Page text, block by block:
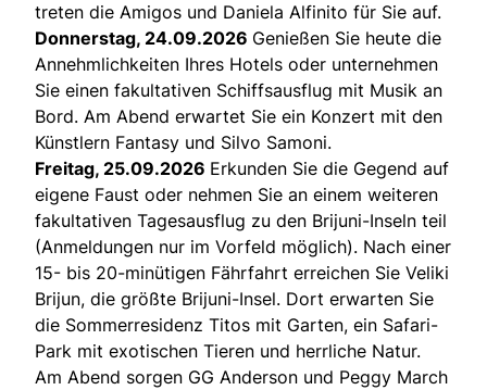
treten die Amigos und Daniela Alfinito für Sie auf.
Donnerstag, 24.09.2026 Genießen Sie heute die
Annehmlichkeiten Ihres Hotels oder unternehmen
Sie einen fakultativen Schiffsausflug mit Musik an
Bord. Am Abend erwartet Sie ein Konzert mit den
Künstlern Fantasy und Silvo Samoni.
Freitag, 25.09.2026 Erkunden Sie die Gegend auf
eigene Faust oder nehmen Sie an einem weiteren
fakultativen Tagesausflug zu den Brijuni-Inseln teil
(Anmeldungen nur im Vorfeld möglich). Nach einer
15- bis 20-minütigen Fährfahrt erreichen Sie Veliki
Brijun, die größte Brijuni-Insel. Dort erwarten Sie
die Sommerresidenz Titos mit Garten, ein Safari-
Park mit exotischen Tieren und herrliche Natur.
Am Abend sorgen GG Anderson und Peggy March